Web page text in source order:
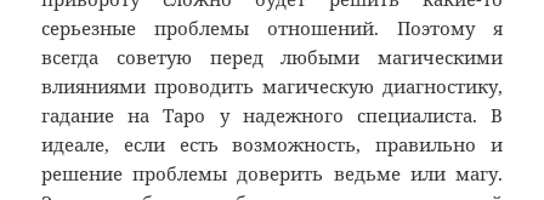
серьезные проблемы отношений. Поэтому я
всегда советую перед любыми магическими
влияниями проводить магическую диагностику,
гадание на Таро у надежного специалиста. В
идеале, если есть возможность, правильно и
решение проблемы доверить ведьме или магу.